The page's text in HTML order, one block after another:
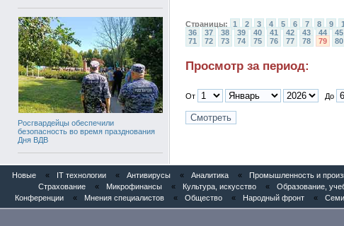
Росгвардейцы обеспечили
безопасность во время празднования
Дня ВДВ
Страницы: 1 2 3 4 5 6 7 8 9
36
37 38 39 40 41 42 43 44 45
71
72 73 74 75 76 77 78 79 80
Просмотр за период:
От До
Новые « IT технологии « Антивирусы « Аналитика « Промышленность и
Страхование
« Микрофинансы « Культура, искусство « Образование,
Конференции
« Мнения специалистов « Общество « Народный фронт «